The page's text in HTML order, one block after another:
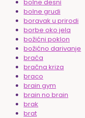
bolne desni
bolne grudi
boravak u prirodi
borbe oko jela
božićni poklon
božićno darivanje
braća
bračna kriza
braco
brain gym
brain no brain
brak
brat